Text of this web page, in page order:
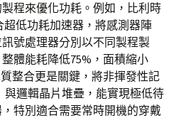
程來優化功耗。例如，比利時
超低功耗加速器，將感測器陣
號處理器分別以不同製程製
體能耗降低75%，面積縮小
整合更是關鍵，將非揮發性記
與邏輯晶片堆疊，能實現極低待
特別適合需要常時開機的穿戴